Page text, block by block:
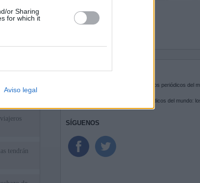
or Sharing
for which it
Aviso legal
tendrán
es la puerta de entrada a los periódicos del
Navega por las portadas de los periódicos del mundo:
SÍGUENOS